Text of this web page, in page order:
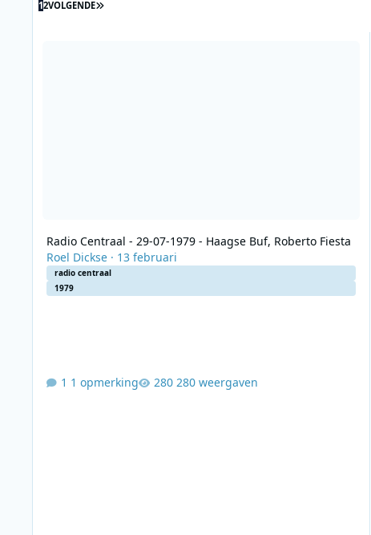
12VOLGENDE LAATSTE PAGINA
Radio Centraal - 29-07-1979 - Haagse Buf, Roberto Fiesta
Roel Dickse· 13 februari
radio centraal
1979
1 opmerking 280 weergaven